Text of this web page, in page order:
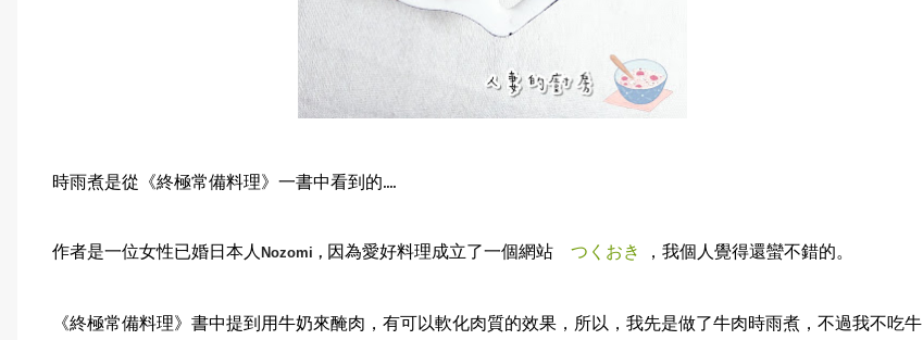
時雨煮是從《終極常備料理》一書中看到的....
作者是一位女性已婚日本人 Nozomi， 因為愛好料理成立了一個網站 つくおき ，我個人覺得還蠻不錯的。
《終極常備料理》書中提到用牛奶來醃肉，有可以軟化肉質的效果，所以，我先是做了牛肉時雨煮，不過我不吃牛